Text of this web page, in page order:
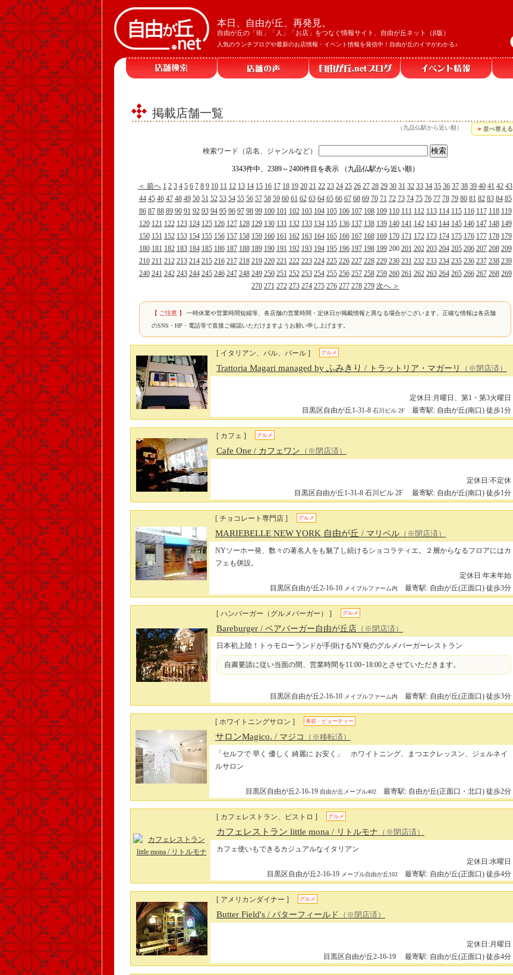
本日、自由が丘、再発見。
自由が丘の「街」「人」「お店」をつなぐ情報サイト、自由が丘ネット（β版）
人気のランチブログや最新のお店情報・イベント情報を発信中！自由が丘のイマがわかる♪
掲載店舗一覧
並べ替える
（九品仏駅から近い順）
検索ワード（店名、ジャンルなど）
3343件中、2389～2400件目を表示 （九品仏駅から近い順）
＜ 前へ 1 2 3 4 5 6 7 8 9 10 11 12 13 14 15 16 17 18 19 20 21 22 23 24 25 26 27 28 29 30 31 32 33 34 35 36 37 38 39 40 41 42 43
44 45 46 47 48 49 50 51 52 53 54 55 56 57 58 59 60 61 62 63 64 65 66 67 68 69 70 71 72 73 74 75 76 77 78 79 80 81 82 83 84 85
86 87 88 89 90 91 92 93 94 95 96 97 98 99 100 101 102 103 104 105 106 107 108 109 110 111 112 113 114 115 116 117 118 119
120 121 122 123 124 125 126 127 128 129 130 131 132 133 134 135 136 137 138 139 140 141 142 143 144 145 146 147 148 149
150 151 152 153 154 155 156 157 158 159 160 161 162 163 164 165 166 167 168 169 170 171 172 173 174 175 176 177 178 179
180 181 182 183 184 185 186 187 188 189 190 191 192 193 194 195 196 197 198 199 200 201 202 203 204 205 206 207 208 209
210 211 212 213 214 215 216 217 218 219 220 221 222 223 224 225 226 227 228 229 230 231 232 233 234 235 236 237 238 239
240 241 242 243 244 245 246 247 248 249 250 251 252 253 254 255 256 257 258 259 260 261 262 263 264 265 266 267 268 269
270 271 272 273 274 275 276 277 278 279 次へ ＞
【 ご注意 】
一時休業や営業時間短縮等、各店舗の営業時間・定休日が掲載情報と異なる場合がございます。正確な情報は各店舗
のSNS・HP・電話等で直接ご確認いただけますようお願い申し上げます。
[ イタリアン、バル、バール ] グルメ
Trattoria Magari managed by ふみきり / トラットリア・マガーリ （※閉店済）
定休日:月曜日、第1・第3火曜日
目黒区自由が丘1-31-8 石川ビル 2F 最寄駅: 自由が丘(南口) 徒歩1分
[ カフェ ] グルメ
Cafe One / カフェワン （※閉店済）
定休日:不定休
目黒区自由が丘1-31-8 石川ビル 2F
最寄駅: 自由が丘(南口) 徒歩1分
[ チョコレート専門店 ] グルメ
MARIEBELLE NEW YORK 自由が丘 / マリベル （※閉店済）
NYソーホー発、数々の著名人をも魅了し続けるショコラティエ。２層からなるフロアにはカ
フェも併設。
定休日:年末年始
目黒区自由が丘2-16-10 メイプルファーム内 最寄駅: 自由が丘(正面口) 徒歩3分
[ ハンバーガー（グルメバーガー） ] グルメ
Bareburger / ベアバーガー自由が丘店 （※閉店済）
日本初上陸！トゥモローランドが手掛けるNY発のグルメバーガーレストラン
自粛要請に従い当面の間、営業時間を11:00~18:00とさせていただきます。
目黒区自由が丘2-16-10 メイプルファーム内 最寄駅: 自由が丘(正面口) 徒歩3分
[ ホワイトニングサロン ] 美容・ビューティー
サロンMagico. / マジコ
（※移転済）
「セルフで 早く 優しく 綺麗に お安く」 ホワイトニング、まつエクレッスン、ジェルネイ
ルサロン
目黒区自由が丘2-16-19 自由が丘メープル402 最寄駅: 自由が丘(正面口・北口) 徒歩2分
[ カフェレストラン、ビストロ ] グルメ
カフェレストラン little mona / リトルモナ （※閉店済）
カフェ使いもできるカジュアルなイタリアン
定休日:水曜日
目黒区自由が丘2-16-19 メープル自由が丘102 最寄駅: 自由が丘(正面口) 徒歩4分
[ アメリカンダイナー ] グルメ
Butter Field's / バターフィールド （※閉店済）
定休日:月曜日
目黒区自由が丘2-16-19
最寄駅: 自由が丘(正面口) 徒歩4分